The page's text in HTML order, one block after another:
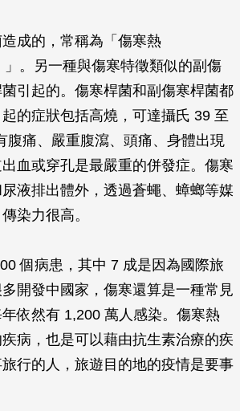
成的，常稱為「傷寒熱
」。另一種與傷寒特徵類似的副傷
引起的。傷寒桿菌和副傷寒桿菌都
的症狀包括高燒，可達攝氏 39 至
腹痛、嚴重腹瀉、頭痛、身體出現
血或穿孔是最嚴重的併發症。傷寒
液排出體外，透過蒼蠅、蟑螂等媒
染力很高。
個病患，其中 7 成是因為國際旅
開發中國家，傷寒還算是一種常見
依然有 1,200 萬人感染。傷寒熱
病，也是可以藉由抗生素治療的疾
行的人，旅遊目的地的疫情是要事